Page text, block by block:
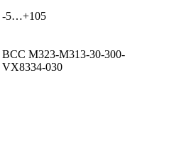
-5…+105
BCC M323-M313-30-300-
VX8334-030